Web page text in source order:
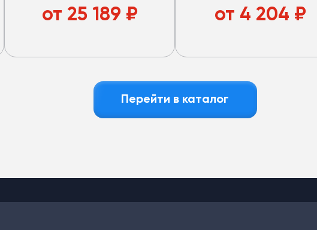
от 25 189 ₽ от 4 204 ₽
Перейти в каталог
: лёгкий и устойчив к износу